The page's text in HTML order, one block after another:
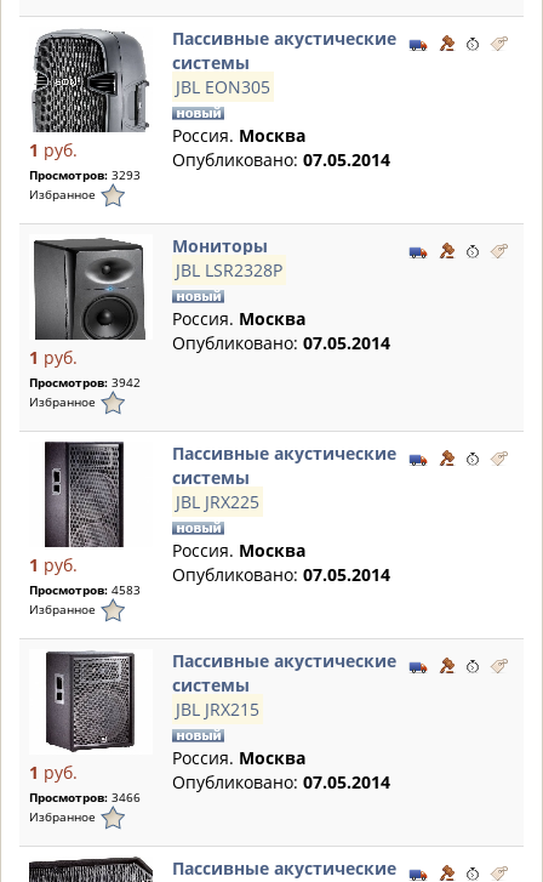
1 руб.
Просмотров: 3293
Избранное
Пассивные акустические
системы
JBL EON305
Россия. Москва
Опубликовано: 07.05.2014
1 руб.
Просмотров: 3942
Избранное
Мониторы
JBL LSR2328P
Россия. Москва
Опубликовано: 07.05.2014
1 руб.
Просмотров: 4583
Избранное
Пассивные акустические
системы
JBL JRX225
Россия. Москва
Опубликовано: 07.05.2014
1 руб.
Просмотров: 3466
Избранное
Пассивные акустические
системы
JBL JRX215
Россия. Москва
Опубликовано: 07.05.2014
Пассивные акустические